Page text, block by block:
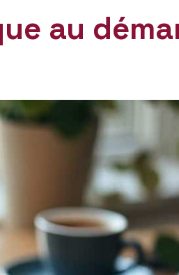
au